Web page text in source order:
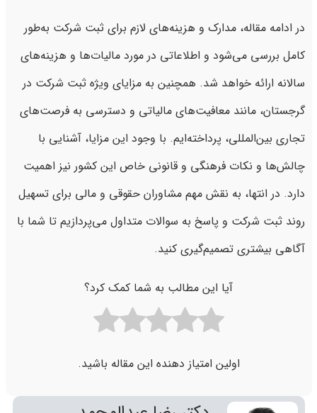
در ادامه مقاله، مدارک و هزینه‌های لازم برای ثبت شرکت به‌طور
کامل بررسی می‌شود و اطلاعاتی در مورد مالیات‌ها و هزینه‌های
سالانه ارائه خواهد شد. همچنین به مزایای ویژه ثبت شرکت در
گرجستان، مانند معافیت‌های مالیاتی و دسترسی به فرصت‌های
تجاری بین‌المللی، پرداخته‌ایم. با وجود این مزایا، آشنایی با
چالش‌ها و نکات فرهنگی و قانونی خاص این کشور نیز اهمیت
دارد. در انتها، به نقش مهم مشاوران حقوقی و مالی برای تسهیل
روند ثبت شرکت و پاسخ به سوالات متداول می‌پردازیم تا شما با
آگاهی بیشتری تصمیم‌گیری کنید.
آیا این مطالب به شما کمک کرد؟
اولین امتیاز دهنده این مقاله باشید.